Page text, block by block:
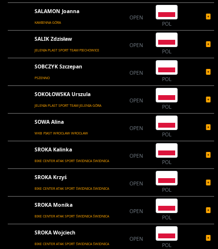
SALAMON Joanna
KAMIENNA GÓRA
OPEN
POL
SALIK Zdzisław
JELENIA PLAST SPORT TEAM PIECHOWICE
OPEN
POL
SOBCZYK Szczepan
PSZENNO
OPEN
POL
SOKOŁOWSKA Urszula
JELENIA PLAST SPORT TEAM JELENIA GÓRA
OPEN
POL
SOWA Alina
WKB PIAST WROCŁAW WROCŁAW
OPEN
POL
SROKA Kalinka
BIKE CENTER ATAK SPORT ŚWIDNICA ŚWIDNICA
OPEN
POL
SROKA Krzyś
BIKE CENTER ATAK SPORT ŚWIDNICA ŚWIDNICA
OPEN
POL
SROKA Monika
BIKE CENTER ATAK SPORT ŚWIDNICA ŚWIDNICA
OPEN
POL
SROKA Wojciech
BIKE CENTER ATAK SPORT ŚWIDNICA ŚWIDNICA
OPEN
POL